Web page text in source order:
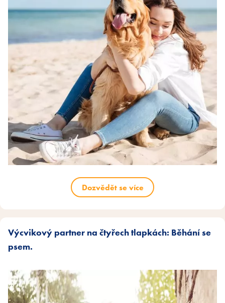
Dozvědět se více
Výcvikový partner na čtyřech tlapkách: Běhání se
psem.